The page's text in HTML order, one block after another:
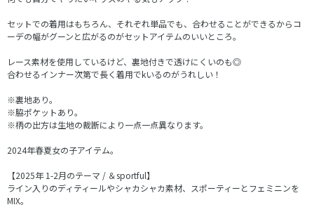
セットでの着用はもちろん、それぞれ単品でも、合わせることができるからコ
ーデの幅がグーンと広がるのがセットアイテムのいいところ。
レース素材を使用しているけど、裏地付きで透けにくいのも◎
合わせるインナー次第で長く着用でkいるのがうれしい！
※裏地あり。
※脇ポケットあり。
※柄の出方は生地の裁断により一点一点異なります。
2024年春夏女の子アイテム。
【2025年 1-2月のテーマ / ＆sportful】
ライン入りのディティールやシャカシャカ素材、スポーティーとフェミニンを
MIX。